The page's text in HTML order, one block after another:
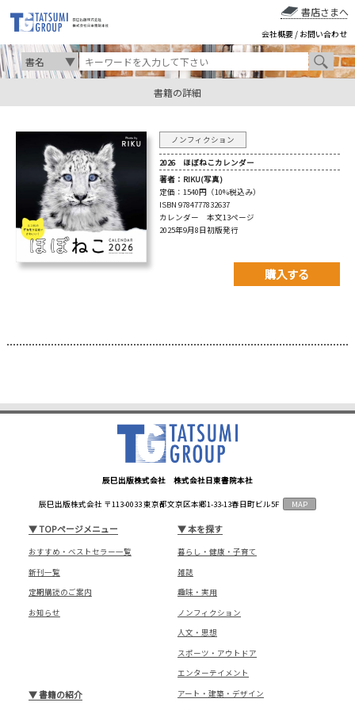
書店さまへ
会社概要 / お問い合わせ
書籍の詳細
ノンフィクション
2026 ほぼねこカレンダー
著者： RIKU(写真)
定価： 1540円（10%税込み）
ISBN 9784777832637
カレンダー 本文13ページ
2025年9月8日初版発行
購入する
辰巳出版株式会社 株式会社日東書院本社
辰巳出版株式会社 〒113-0033 東京都文京区本郷1-33-13春日町ビル5F MAP
▼TOPページメニュー
おすすめ・ベストセラー一覧
新刊一覧
定期購読のご案内
お知らせ
▼本を探す
暮らし・健康・子育て
雑誌
趣味・実用
ノンフィクション
人文・思想
スポーツ・アウトドア
エンターテイメント
アート・建築・デザイン
▼書籍の紹介